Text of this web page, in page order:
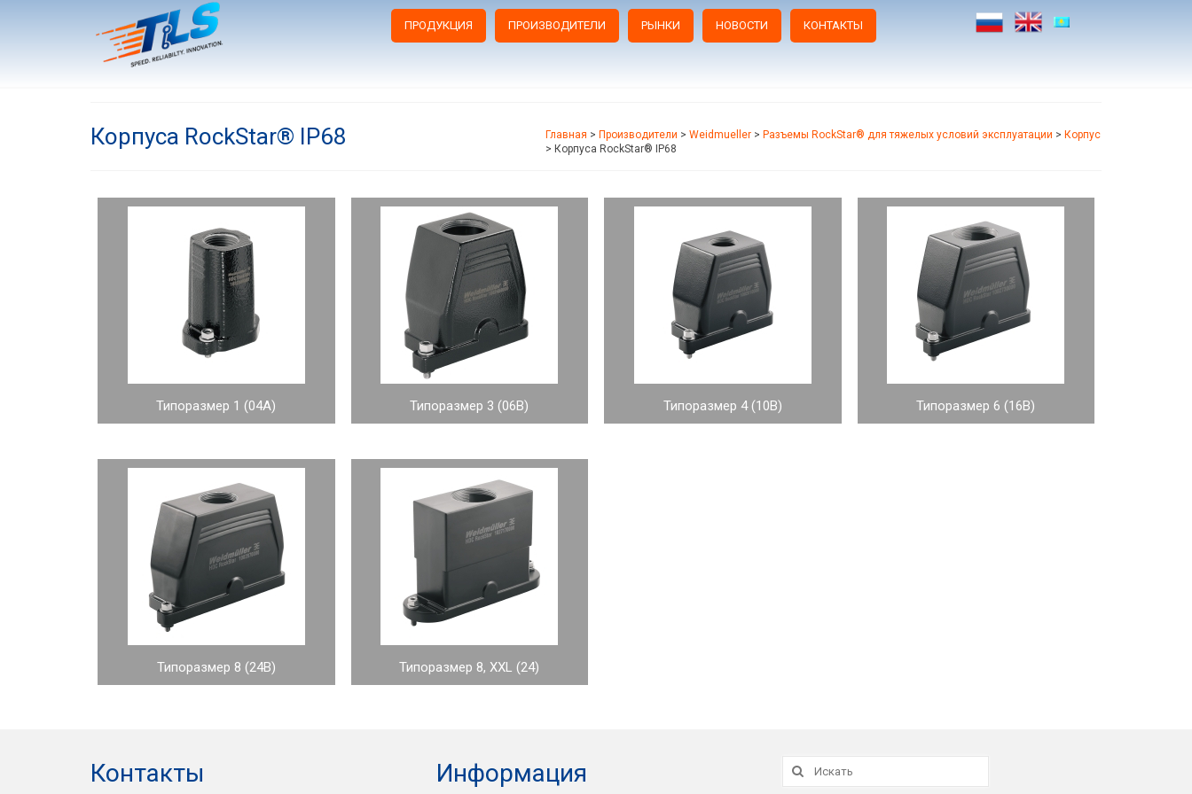
ПРОДУКЦИЯ ПРОИЗВОДИТЕЛИ РЫНКИ НОВОСТИ КОНТАКТЫ
Корпуса RockStar® IP68 Главная > Производители > Weidmueller > Разъемы RockStar® для тяжелых условий эксплуатации > Корпус
> Корпуса RockStar® IP68
Типоразмер 1 (04A)
Типоразмер 8 (24B)
Типоразмер 3 (06B)
Типоразмер 8, XXL (24)
Типоразмер 4 (10B) Типоразмер 6 (16B)
Контакты Информация Искать: